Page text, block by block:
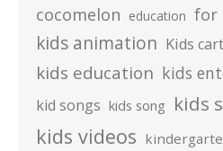
cocomelon education for
kids animation Kids
kids education kids
kid songs kids song kids
kids videos